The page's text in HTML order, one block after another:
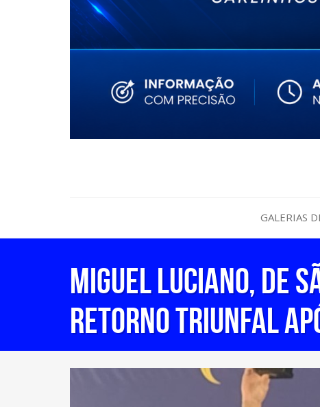
GALERIAS
Miguel Luciano, de
retorno triunfal